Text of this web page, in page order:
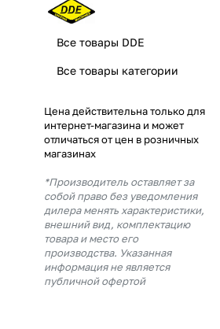
Все товары DDE
Все товары категории
Цена действительна только для
интернет-магазина и может
отличаться от цен в розничных
магазинах
*Производитель оставляет за
собой право без уведомления
дилера менять характеристики,
внешний вид, комплектацию
товара и место его
производства. Указанная
информация не является
публичной офертой
любого банка
% будут
с вашей карты